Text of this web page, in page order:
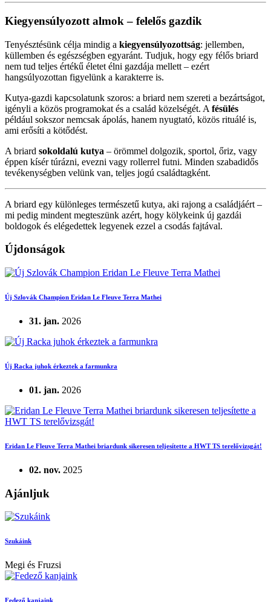
Kiegyensúlyozott almok – felelős gazdik
Tenyésztésünk célja mindig a kiegyensúlyozottság: jellemben,
küllemben és egészségben egyaránt. Tudjuk, hogy egy félős briard
nem tud teljes értékű életet élni gazdája mellett – ezért
hangsúlyozottan figyelünk a karakterre is.
Kutya-gazdi kapcsolatunk szoros: a briard nem szereti a bezártságot,
igényli a közös programokat és a család közelségét. A fésülés
például sokszor nemcsak ápolás, hanem nyugtató, közös rituálé is,
ami erősíti a kötődést.
A briard sokoldalú kutya – örömmel dolgozik, sportol, őriz, vagy
éppen kísér túrázni, evezni vagy rollerrel futni. Minden szabadidős
tevékenységben velünk van, teljes jogú családtagként.
A briard egy különleges természetű kutya, aki rajong a családjáért –
mi pedig mindent megteszünk azért, hogy kölykeink új gazdái
boldogok és elégedettek legyenek ezzel a csodás fajtával.
Újdonságok
Új Szlovák Champion Eridan Le Fleuve Terra Mathei
31. jan. 2026
Új Racka juhok érkeztek a farmunkra
01. jan. 2026
Eridan Le Fleuve Terra Mathei briardunk sikeresen teljesítette a HWT TS terelővizsgát!
02. nov. 2025
Ajánljuk
Szukáink
Megi és Fruzsi
Fedező kanjaink